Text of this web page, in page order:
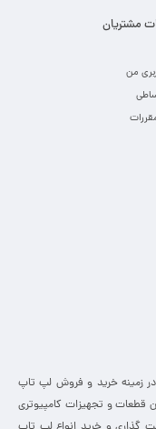
مشتریان
من
سال 83 فعالیت خود را در زمینه خرید و فروش لپ تاپ
قطعات و تجهیزات کامپیوتری